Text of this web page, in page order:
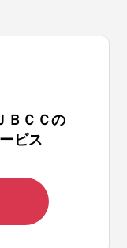
ＢＣＣの
ビス